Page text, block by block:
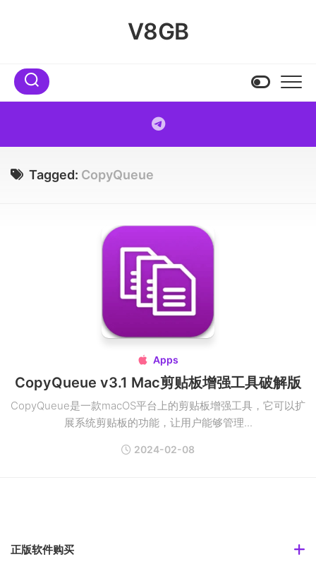
V8GB
Tagged: CopyQueue
 Apps
CopyQueue v3.1 Mac剪贴板增强工具破解版
CopyQueue是一款macOS平台上的剪贴板增强工具，它可以扩
展系统剪贴板的功能，让用户能够管理...
2024-02-08
正版软件购买